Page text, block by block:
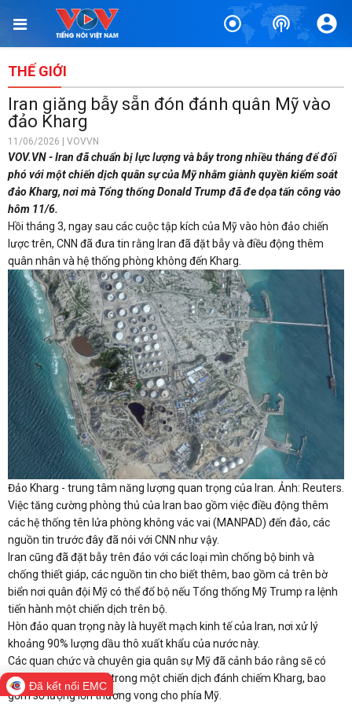
THẾ GIỚI
Iran giăng bẫy sẵn đón đánh quân Mỹ vào
đảo Kharg
11/06/2026 | VOVVN
VOV.VN - Iran đã chuẩn bị lực lượng và bẫy trong nhiều tháng để đối
phó với một chiến dịch quân sự của Mỹ nhằm giành quyền kiểm soát
đảo Kharg, nơi mà Tổng thống Donald Trump đã đe dọa tấn công vào
hôm 11/6.
Hồi tháng 3, ngay sau các cuộc tập kích của Mỹ vào hòn đảo chiến
lược trên, CNN đã đưa tin rằng Iran đã đặt bẫy và điều động thêm
quân nhân và hệ thống phòng không đến Kharg.
Đảo Kharg - trung tâm năng lượng quan trọng của Iran. Ảnh: Reuters.
Việc tăng cường phòng thủ của Iran bao gồm việc điều động thêm
các hệ thống tên lửa phòng không vác vai (MANPAD) đến đảo, các
nguồn tin trước đây đã nói với CNN như vậy.
Iran cũng đã đặt bẫy trên đảo với các loại mìn chống bộ binh và
chống thiết giáp, các nguồn tin cho biết thêm, bao gồm cả trên bờ
biển nơi quân đội Mỹ có thể đổ bộ nếu Tổng thống Mỹ Trump ra lệnh
tiến hành một chiến dịch trên bộ.
Hòn đảo quan trọng này là huyết mạch kinh tế của Iran, nơi xử lý
khoảng 90% lượng dầu thô xuất khẩu của nước này.
Các quan chức và chuyên gia quân sự Mỹ đã cảnh báo rằng sẽ có
những rủi ro đáng kể trong một chiến dịch đánh chiếm Kharg, bao
gồm số lượng lớn thương vong cho phía Mỹ.
Đã kết nối EMC